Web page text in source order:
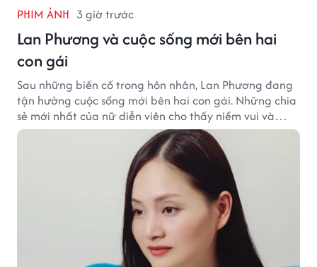
PHIM ẢNH 3 giờ trước
Lan Phương và cuộc sống mới bên hai
con gái
Sau những biến cố trong hôn nhân, Lan Phương đang
tận hưởng cuộc sống mới bên hai con gái. Những chia
sẻ mới nhất của nữ diễn viên cho thấy niềm vui và
hạnh phúc hiện tại đến từ những điều bình dị mỗi